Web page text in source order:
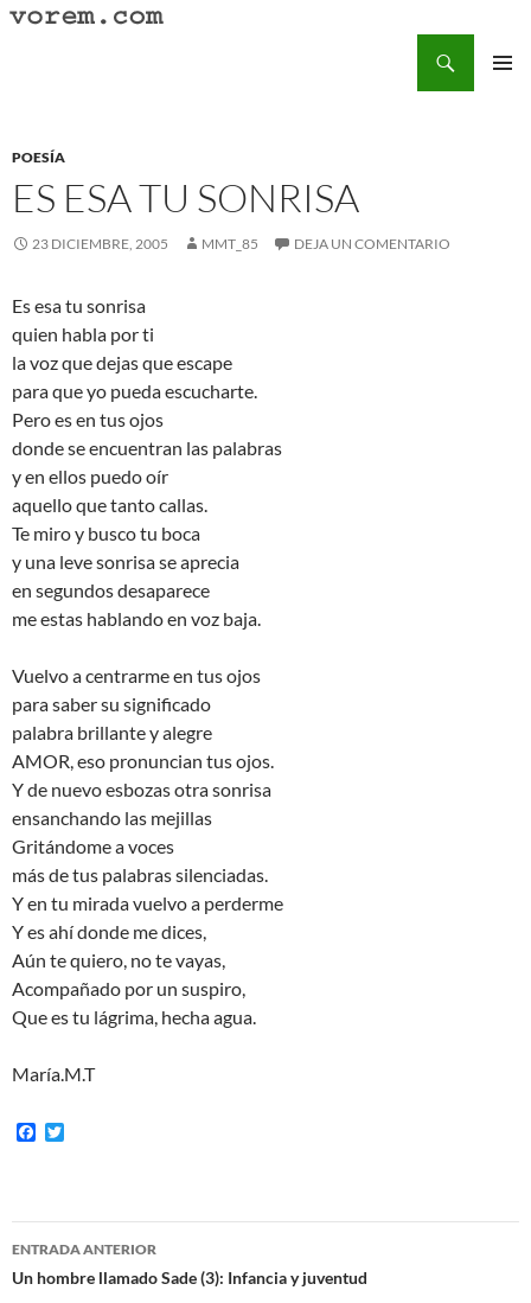
Saltar
POESÍA
ES ESA TU SONRISA
23 DICIEMBRE, 2005 MMT_85 DEJA UN COMENTARIO
Es esa tu sonrisa
quien habla por ti
la voz que dejas que escape
para que yo pueda escucharte.
Pero es en tus ojos
donde se encuentran las palabras
y en ellos puedo oír
aquello que tanto callas.
Te miro y busco tu boca
y una leve sonrisa se aprecia
en segundos desaparece
me estas hablando en voz baja.
Vuelvo a centrarme en tus ojos
para saber su significado
palabra brillante y alegre
AMOR, eso pronuncian tus ojos.
Y de nuevo esbozas otra sonrisa
ensanchando las mejillas
Gritándome a voces
más de tus palabras silenciadas.
Y en tu mirada vuelvo a perderme
Y es ahí donde me dices,
Aún te quiero, no te vayas,
Acompañado por un suspiro,
Que es tu lágrima, hecha agua.
María.M.T
F
o
o
e
r
Navegación
de
ENTRADA ANTERIOR
Un hombre llamado Sade (3): Infancia y juventud